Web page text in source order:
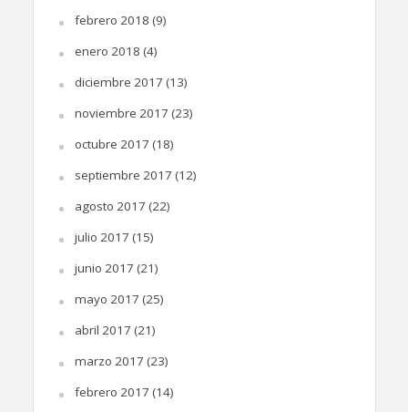
febrero 2018 (9)
enero 2018 (4)
diciembre 2017 (13)
noviembre 2017 (23)
octubre 2017 (18)
septiembre 2017 (12)
agosto 2017 (22)
julio 2017 (15)
junio 2017 (21)
mayo 2017 (25)
abril 2017 (21)
marzo 2017 (23)
febrero 2017 (14)